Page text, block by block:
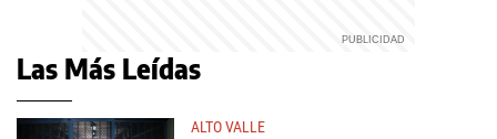
Las Más Leídas
ALTO VALLE